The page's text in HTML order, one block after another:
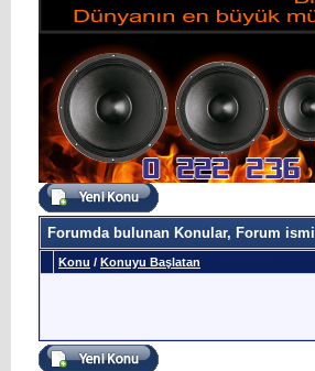
Forumda bulunan Konular, Forum ismi
Konu / Konuyu Başlatan